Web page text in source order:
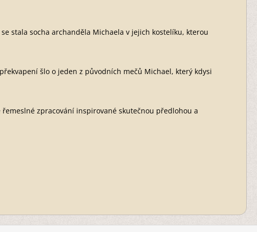
stala socha archanděla Michaela v jejich kostelíku, kterou
šlo o jeden z původních mečů Michael, který kdysi
zpracování inspirované skutečnou předlohou a